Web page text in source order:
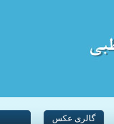
گالری عکس